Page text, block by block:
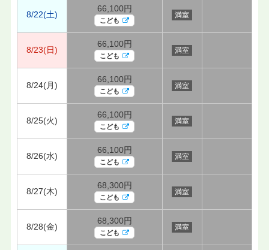
8/22(土)
66,100円
こども
満室
8/23(日)
66,100円
こども
満室
8/24(月)
66,100円
こども
満室
8/25(火)
66,100円
こども
満室
8/26(水)
66,100円
こども
満室
8/27(木)
68,300円
こども
満室
8/28(金)
68,300円
こども
満室